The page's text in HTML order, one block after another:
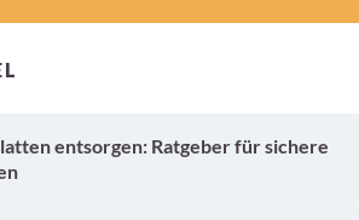
entsorgen: Ratgeber für sichere